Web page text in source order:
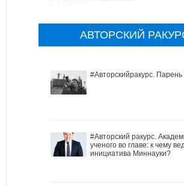
АВТОРСКИЙ
#Авторскийракурс.
#Авторский ракурс.
ученого во главе: к чему
инициатива Миннауки?